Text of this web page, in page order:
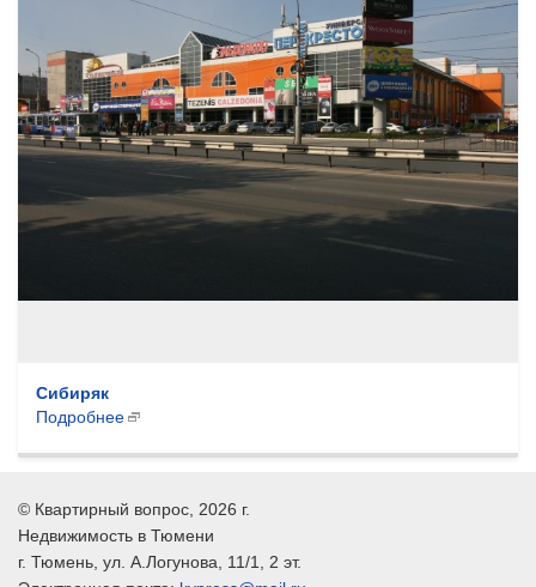
Сибиряк
Подробнее
© Квартирный вопрос , 2026 г.
Недвижимость в Тюмени
г. Тюмень , ул. А.Логунова, 11/1, 2 эт.